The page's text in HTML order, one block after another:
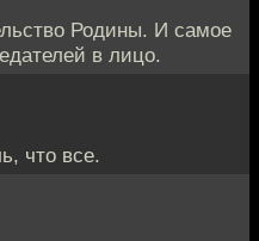
Родины. И самое
в лицо.
что все.